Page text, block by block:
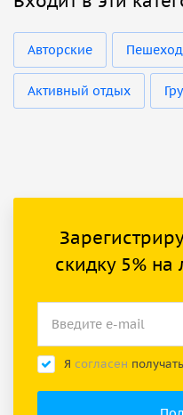
Авторские
Активный отдых
скидку 5%
Я согласен